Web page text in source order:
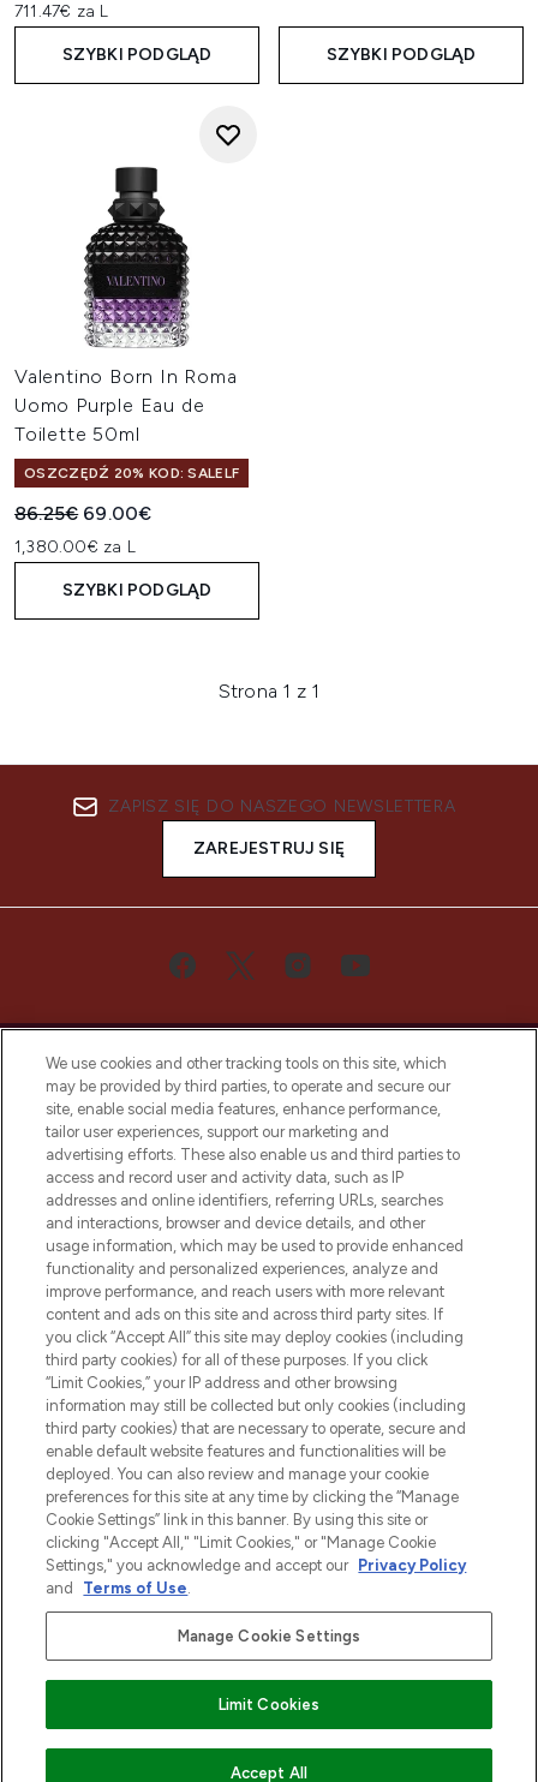
711.47€ za L
SZYBKI PODGLĄD SZYBKI PODGLĄD
Valentino Born In Roma
Uomo Purple Eau de
Toilette 50ml
OSZCZĘDŹ 20% KOD: SALELF
Sugerowana cena detaliczna:
86.25€ Aktualna cena:
69.00€
1,380.00€ za L
SZYBKI PODGLĄD
Strona 1 z 1
ZAPISZ SIĘ DO NASZEGO NEWSLETTERA
ZAREJESTRUJ SIĘ
Bądź pierwszą osobą, która dowie się o
najnowszych produktach, od niszowych i
uznanych marek, sezonowych trendach i
otrzyma ekskluzywne artykuły redakcyjne
z Sunday Supplement.
Zgoda na pliki cookie
Do Not Sell or Share My Personal
Information
POMOC & INFORMACJE
WAŻNE INFORMACJE
O LOOKFANTASTIC
2026 The Hut Group
Płać bezpiecznie za pomocą
We use cookies and other tracking tools on this site, which
may be provided by third parties, to operate and secure our
site, enable social media features, enhance performance,
tailor user experiences, support our marketing and
advertising efforts. These also enable us and third parties to
access and record user and activity data, such as IP
addresses and online identifiers, referring URLs, searches
and interactions, browser and device details, and other
usage information, which may be used to provide enhanced
functionality and personalized experiences, analyze and
improve performance, and reach users with more relevant
content and ads on this site and across third party sites. If
you click “Accept All” this site may deploy cookies (including
third party cookies) for all of these purposes. If you click
“Limit Cookies,” your IP address and other browsing
information may still be collected but only cookies (including
third party cookies) that are necessary to operate, secure and
enable default website features and functionalities will be
deployed. You can also review and manage your cookie
preferences for this site at any time by clicking the “Manage
Cookie Settings” link in this banner. By using this site or
clicking "Accept All," "Limit Cookies," or "Manage Cookie
Settings," you acknowledge and accept our Privacy Policy
and
Terms of Use.
Manage Cookie Settings
Limit Cookies
Accept All